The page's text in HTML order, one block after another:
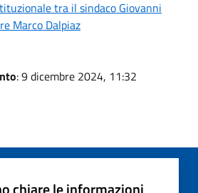
tra il sindaco Giovanni
Marco Dalpiaz
: 9 dicembre 2024, 11:32